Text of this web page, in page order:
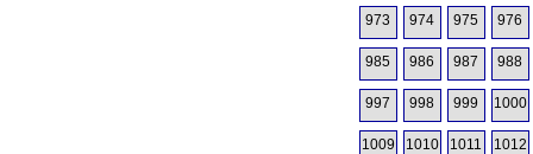
973 974 975 976
985 986 987 988
997 998 999 1000
1009 1010 1011 1012